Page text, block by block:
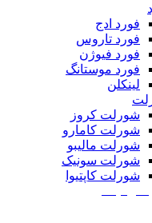
فورد ادج
فورد تاروس
فورد فیوژن
فورد موستانگ
لینکلن
شورلت کروز
شورلت کامارو
شورلت مالیبو
شورلت سونیک
شورلت کاپتیوا